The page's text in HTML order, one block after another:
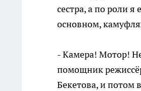
сестра, а по роли
основном,
- Камера! Мотор!
помощник
Бекетова, и